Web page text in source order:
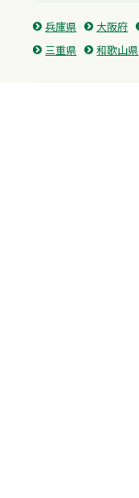
兵庫県 大阪府
三重県
和歌山県